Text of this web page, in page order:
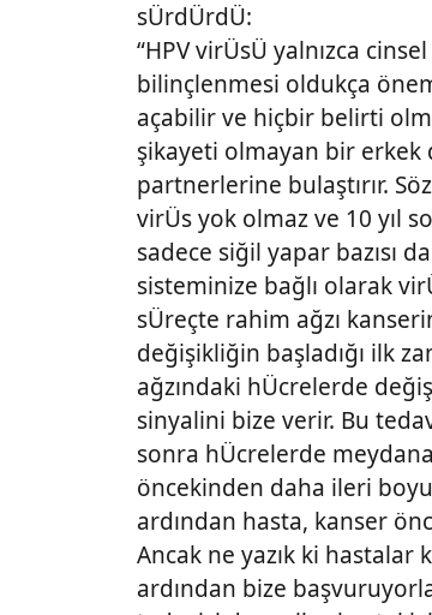
sÜrdÜrdÜ:
“HPV virÜsÜ yalnızca
bilinçlenmesi oldukça
açabilir ve hiçbir belirti
şikayeti olmayan bir erkek
partnerlerine bulaştırır.
virÜs yok olmaz ve 10 yıl
sadece siğil yapar bazısı
sisteminize bağlı olarak
sÜreçte rahim ağzı
değişikliğin başladığı ilk
ağzındaki hÜcrelerde
sinyalini bize verir. Bu
sonra hÜcrelerde
öncekinden daha ileri
ardından hasta, kanser
Ancak ne yazık ki
ardından bize